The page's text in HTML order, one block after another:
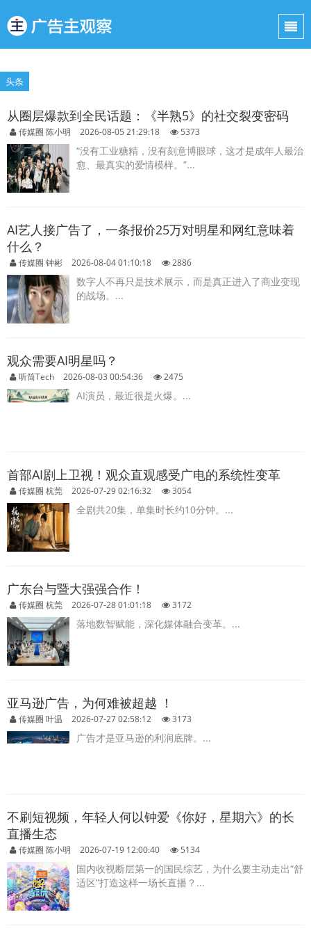
头条
从圈层爆款到全民话题：《半熟5》的社交裂变密码
传媒圈 陈小明 2026-08-05 21:29:18 5373
“没有工业糖精，没有刻意博眼球，这才是成年人最治
愈、最真实的爱情模样。”...
AI艺人接广告了，一条报价25万对明星和网红意味着
什么？
传媒圈 钟彬 2026-08-04 01:10:18 2886
数字人不再只是技术展示，而是真正进入了商业变现
的战场。...
观众需要AI明星吗？
听筒Tech 2026-08-03 00:54:36 2475
AI演员，最近很是火爆。...
首部AI剧上卫视！观众直观感受广电的系统性变革
传媒圈 杭莞 2026-07-29 02:16:32 3054
全剧共20集，单集时长约10分钟。...
广东台与暨大强强合作！
传媒圈 杭莞 2026-07-28 01:01:18 3172
落地数智赋能，深化媒体融合变革。...
亚马逊广告，为何难被超越 ！
传媒圈 叶温 2026-07-27 02:58:12 3173
广告才是亚马逊的利润底牌。...
不刷短视频，年轻人何以钟爱《你好，星期六》的长
直播生态
传媒圈 陈小明 2026-07-19 12:00:40 5134
国内收视断层第一的国民综艺，为什么要主动走出“舒
适区”打造这样一场长直播？...